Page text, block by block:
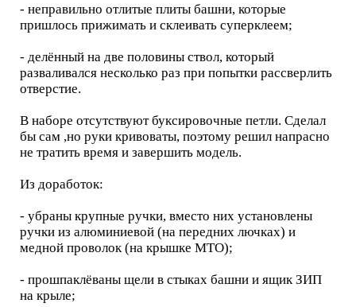
- неправильно отлитые плиты башни, которые
пришлось прижимать и склеивать суперклеем;
- делённый на две половины ствол, который
разваливался несколько раз при попытки рассверлить
отверстие.
В наборе отсутствуют буксировочные петли. Сделал
бы сам ,но руки кривоваты, поэтому решил напрасно
не тратить время и завершить модель.
Из доработок:
- убраны крупные ручки, вместо них установлены
ручки из алюминиевой (на передних лючках) и
медной проволок (на крышке МТО);
- прошпаклёваны щели в стыках башни и ящик ЗИП
на крыле;